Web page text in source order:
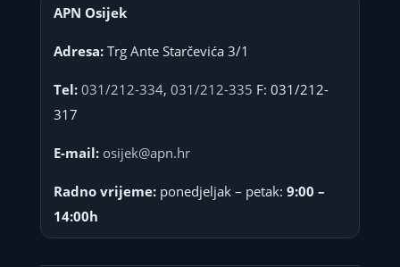
APN Osijek
Adresa:Trg Ante Starčevića 3/1
Tel: 031/212-334, 031/212-335 F: 031/212-
317
E-mail: osijek@apn.hr
Radno vrijeme:ponedjeljak – petak: 9:00 –
14:00h